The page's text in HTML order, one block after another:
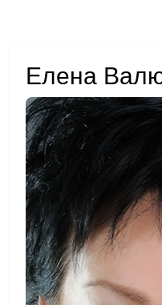
Елена